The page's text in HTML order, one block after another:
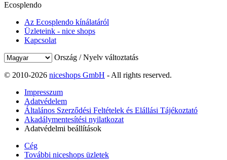
Ecosplendo
Az Ecosplendo kínálatáról
Üzleteink - nice shops
Kapcsolat
Ország / Nyelv változtatás
© 2010-2026 niceshops GmbH - All rights reserved.
Impresszum
Adatvédelem
Általános Szerződési Feltételek és Elállási Tájékoztató
Akadálymentesítési nyilatkozat
Adatvédelmi beállítások
Cég
További niceshops üzletek